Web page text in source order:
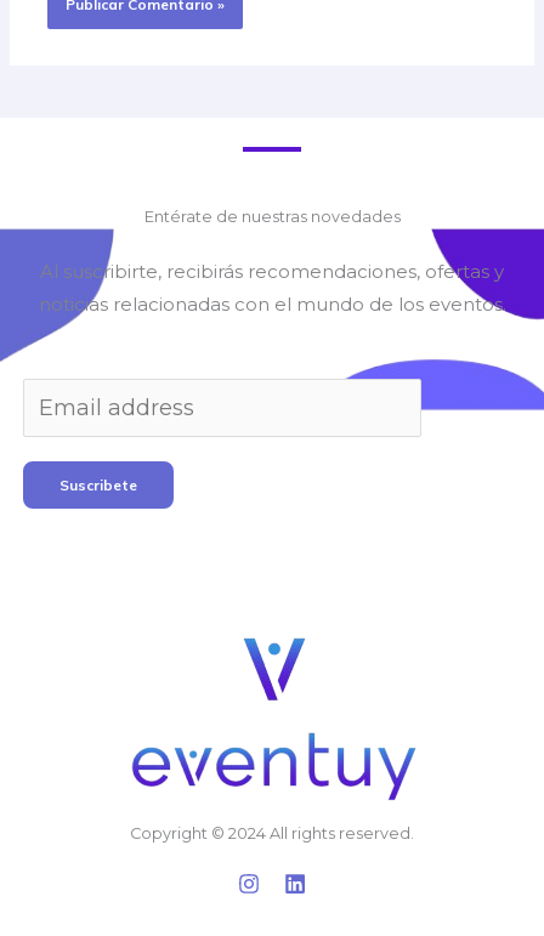
Entérate de nuestras novedades
Al suscribirte, recibirás recomendaciones, ofertas y
noticias relacionadas con el mundo de los eventos.
Suscribete
Copyright © 2024 All rights reserved.